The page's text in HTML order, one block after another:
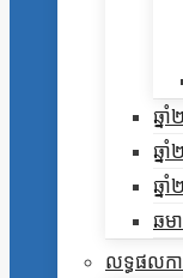
ឆ្ន
ឆ្ន
ឆ្ន
ឆម
លទ្ធផលក